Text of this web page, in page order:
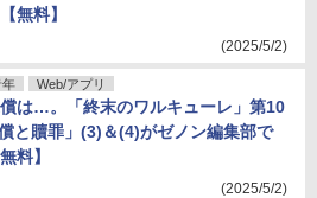
無料】
(2025/5/2)
年 Web/アプリ
は…。「終末のワルキューレ」第10
と贖罪」(3)＆(4)がゼノン編集部で
料】
(2025/5/2)